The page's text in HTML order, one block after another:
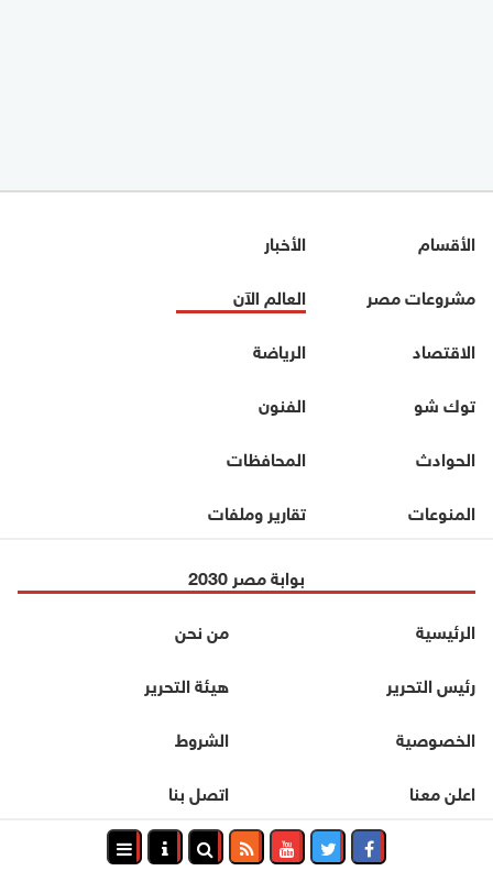
الأقسام
الأخبار
مشروعات مصر
العالم الآن
الاقتصاد
الرياضة
توك شو
الفنون
الحوادث
المحافظات
المنوعات
تقارير وملفات
بوابة مصر 2030
الرئيسية
من نحن
رئيس التحرير
هيئة التحرير
الخصوصية
الشروط
اعلن معنا
اتصل بنا